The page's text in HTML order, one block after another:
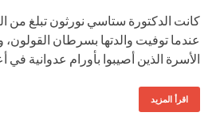
عندما توفيت والدتها بسرطان القولون،
الأسرة الذين أصيبوا بأورام عدوانية في
اقرأ المزيد